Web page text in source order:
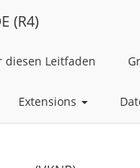
(R4)
diesen Leitfaden
Extensions